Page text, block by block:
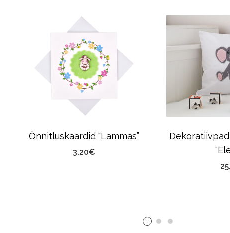
Õnnitluskaardid “Lammas”
3.20€